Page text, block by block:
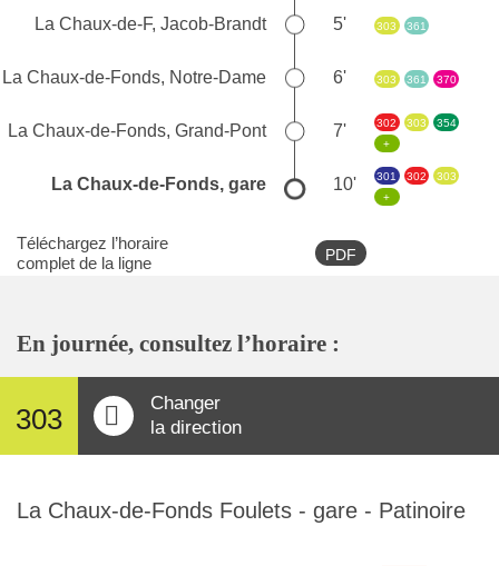
La Chaux-de-F, Jacob-Brandt 5' 303 361
La Chaux-de-Fonds, Notre-Dame 6' 303 361 370
La Chaux-de-Fonds, Grand-Pont 7' 302 303
354
+
La Chaux-de-Fonds, gare 10' 301 302
303
+
Téléchargez l’horaire
complet de la ligne
PDF
En journée, consultez l’horaire :
303
Changer
la direction
La Chaux-de-Fonds Foulets - gare - Patinoire